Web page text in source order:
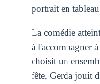
portrait en
La comédie
à l'accompagner
choisit un
fête, Gerda jouit